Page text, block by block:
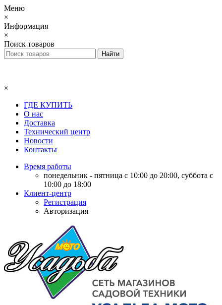
Меню
×
Информация
×
Поиск товаров
×
ГДЕ КУПИТЬ
О нас
Доставка
Технический центр
Новости
Контакты
Время работы
понедельник - пятница с 10:00 до 20:00, суббота с
10:00 до 18:00
Клиент-центр
Регистрация
Авторизация